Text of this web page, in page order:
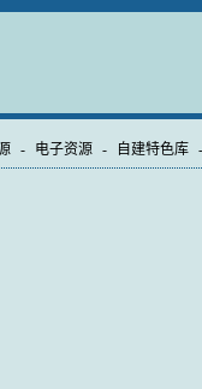
- 电子资源 - 自建特色库 -